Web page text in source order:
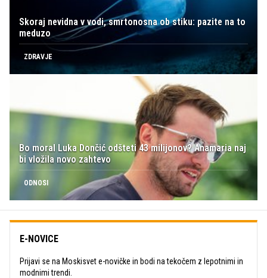
Skoraj nevidna v vodi, smrtonosna ob stiku: pazite na to
meduzo
ZDRAVJE
Bo moral Luka Dončić odšteti 43 milijonov? Anamaria naj
bi vložila novo zahtevo
ODNOSI
E-NOVICE
Prijavi se na Moskisvet e-novičke in bodi na tekočem z lepotnimi in
modnimi trendi.